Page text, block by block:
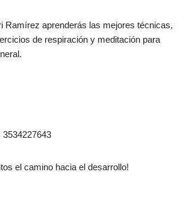
Ramírez aprenderás las mejores técnicas,
de respiración y meditación para
el camino hacia el desarrollo!